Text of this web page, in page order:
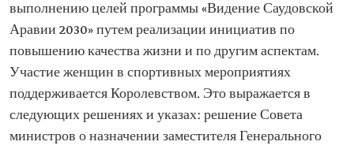
выполнению целей программы «Видение Саудовской
Аравии 2030» путем реализации инициатив по
повышению качества жизни и по другим аспектам.
Участие женщин в спортивных мероприятиях
поддерживается Королевством. Это выражается в
следующих решениях и указах: решение Совета
министров о назначении заместителя Генерального